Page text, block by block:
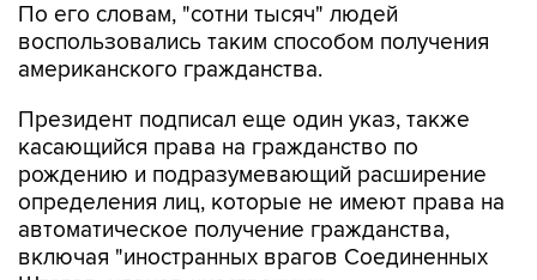
По его словам, "сотни тысяч" людей
воспользовались таким способом получения
американского гражданства.
Президент подписал еще один указ, также
касающийся права на гражданство по
рождению и подразумевающий расширение
определения лиц, которые не имеют права на
автоматическое получение гражданства,
включая "иностранных врагов Соединенных